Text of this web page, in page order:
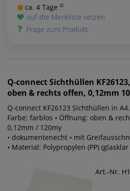
ca. 4 Tage ²⁾
auf die Merkliste setzen
Frage zum Produkt
Q-connectSichthüllen
oben & rechts offen, 0,12mm
Q-connect KF26123 Sichthüllen in A4.
Farbe: farblos • Öffnung: oben &
0,12mm / 120my
• dokumentenecht • mit
• Material: Polypropylen (PP)
Art.-Nr.